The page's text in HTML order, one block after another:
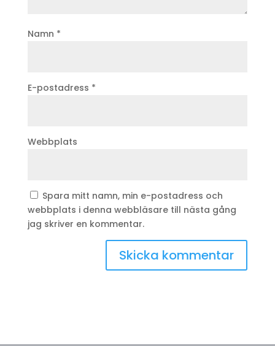
Namn *
E-postadress *
Webbplats
Spara mitt namn, min e-postadress och
webbplats i denna webbläsare till nästa gång
jag skriver en kommentar.